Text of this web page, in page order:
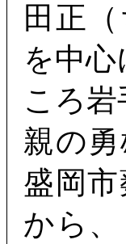
田正
を中
ころ
親の
盛岡
から